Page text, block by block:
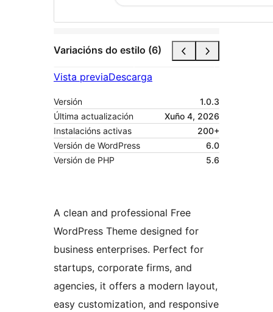
Variacións do estilo (6)
Vista previaDescarga
Versión
1.0.3
Última actualización
Xuño 4, 2026
Instalacións activas
200+
Versión de WordPress
6.0
Versión de PHP
5.6
A clean and professional Free
WordPress Theme designed for
business enterprises. Perfect for
startups, corporate firms, and
agencies, it offers a modern layout,
easy customization, and responsive